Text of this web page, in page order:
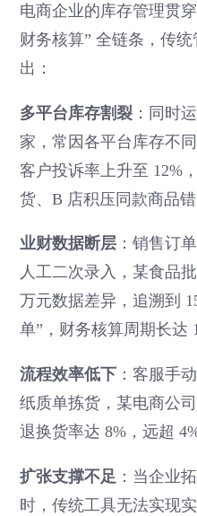
电商企业的库存管理贯
财务核算” 全链条，传
出：
多平台库存割裂 ：同时
家，常因各平台库存不
客户投诉率上升至 12%
货、B 店积压同款商品错
业财数据断层 ：销售订
人工二次录入，某食品
万元数据差异，追溯到
单”，财务核算周期长达
流程效率低下 ：客服手
纸质单拣货，某电商公
退换货率达 8%，远超
扩张支撑不足 ：当企业
时，传统工具无法实现